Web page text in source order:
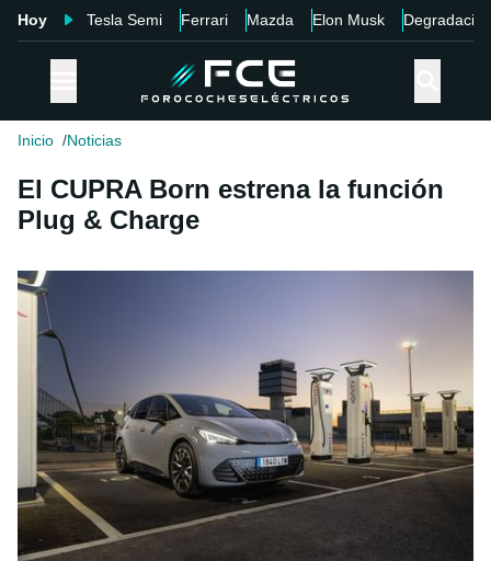
Hoy Tesla Semi Ferrari Mazda Elon Musk Degradación
Inicio Noticias
El CUPRA Born estrena la función
Plug & Charge